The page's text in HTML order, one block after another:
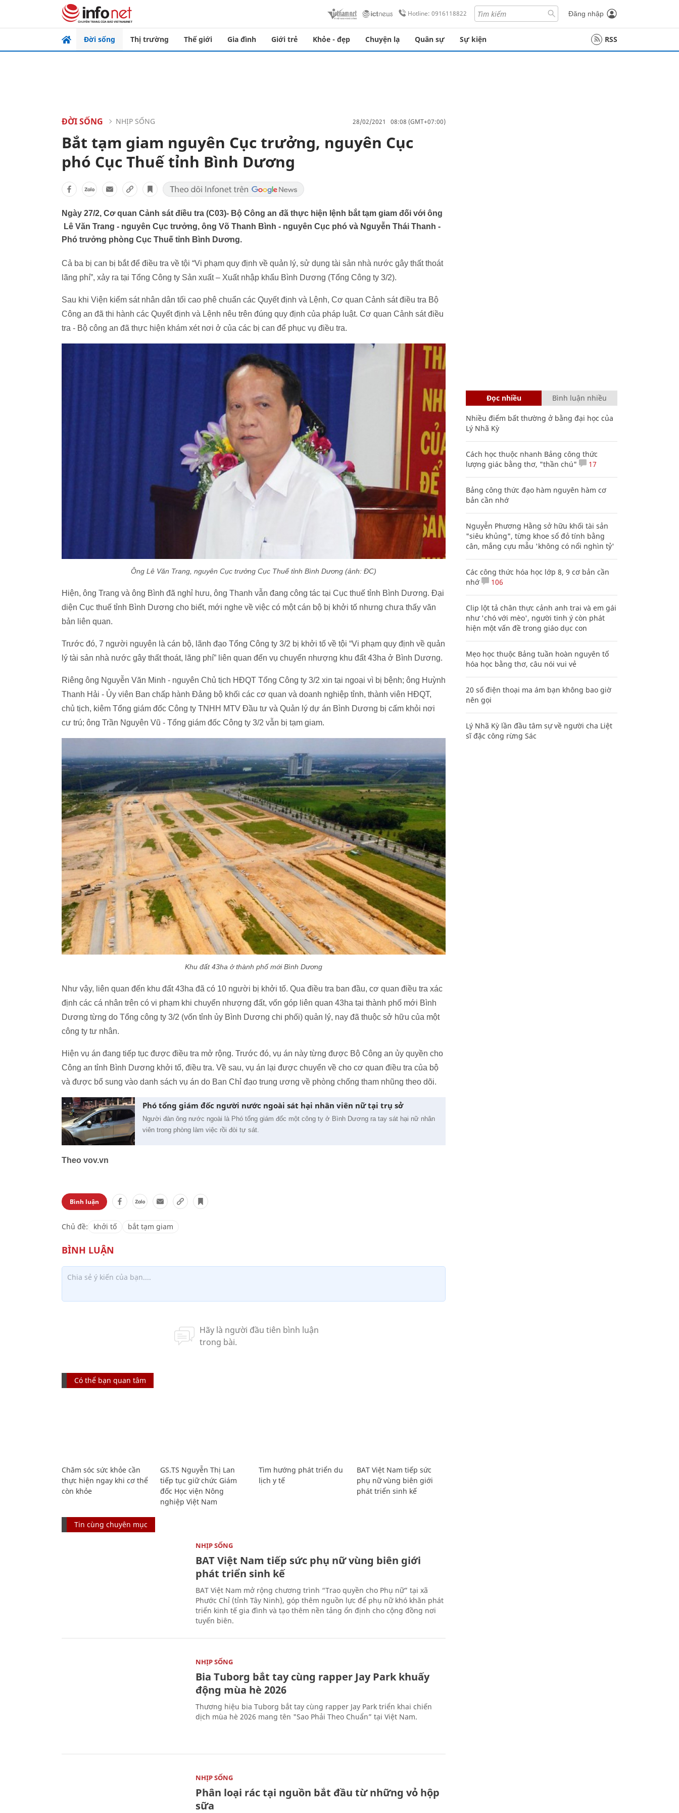
Hotline: 0916118822 Đăng nhập
Đời sống Thị trường Thế giới Gia đình Giới trẻ Khỏe - đẹp Chuyện lạ Quân sự Sự kiện RSS
ĐỜI SỐNG NHỊP SỐNG 28/02/2021 08:08 (GMT+07:00)
Bắt tạm giam nguyên Cục trưởng, nguyên Cục
phó Cục Thuế tỉnh Bình Dương
Ngày 27/2, Cơ quan Cảnh sát điều tra (C03)- Bộ Công an đã thực hiện lệnh bắt tạm giam đối với ông
Lê Văn Trang - nguyên Cục trưởng, ông Võ Thanh Bình - nguyên Cục phó và Nguyễn Thái Thanh -
Phó trưởng phòng Cục Thuế tỉnh Bình Dương.
Cả ba bị can bị bắt để điều tra về tội “Vi phạm quy định về quản lý, sử dụng tài sản nhà nước gây thất thoát
lãng phí”, xảy ra tại Tổng Công ty Sản xuất – Xuất nhập khẩu Bình Dương (Tổng Công ty 3/2).
Sau khi Viện kiểm sát nhân dân tối cao phê chuẩn các Quyết định và Lệnh, Cơ quan Cảnh sát điều tra Bộ
Công an đã thi hành các Quyết định và Lệnh nêu trên đúng quy định của pháp luật. Cơ quan Cảnh sát điều
tra - Bộ công an đã thực hiện khám xét nơi ở của các bị can để phục vụ điều tra.
Ông Lê Văn Trang, nguyên Cục trưởng Cục Thuế tỉnh Bình Dương (ảnh: ĐC)
Hiện, ông Trang và ông Bình đã nghỉ hưu, ông Thanh vẫn đang công tác tại Cục thuế tỉnh Bình Dương. Đại
diện Cục thuế tỉnh Bình Dương cho biết, mới nghe về việc có một cán bộ bị khởi tố nhưng chưa thấy văn
bản liên quan.
Trước đó, 7 người nguyên là cán bộ, lãnh đạo Tổng Công ty 3/2 bị khởi tố về tội “Vi phạm quy định về quản
lý tài sản nhà nước gây thất thoát, lãng phí” liên quan đến vụ chuyển nhượng khu đất 43ha ở Bình Dương.
Riêng ông Nguyễn Văn Minh - nguyên Chủ tịch HĐQT Tổng Công ty 3/2 xin tại ngoại vì bị bệnh; ông Huỳnh
Thanh Hải - Ủy viên Ban chấp hành Đảng bộ khối các cơ quan và doanh nghiệp tỉnh, thành viên HĐQT,
chủ tịch, kiêm Tổng giám đốc Công ty TNHH MTV Đầu tư và Quản lý dự án Bình Dương bị cấm khỏi nơi
cư trú; ông Trần Nguyên Vũ - Tổng giám đốc Công ty 3/2 vẫn bị tạm giam.
Khu đất 43ha ở thành phố mới Bình Dương
Như vậy, liên quan đến khu đất 43ha đã có 10 người bị khởi tố. Qua điều tra ban đầu, cơ quan điều tra xác
định các cá nhân trên có vi phạm khi chuyển nhượng đất, vốn góp liên quan 43ha tại thành phố mới Bình
Dương từng do Tổng công ty 3/2 (vốn tỉnh ủy Bình Dương chi phối) quản lý, nay đã thuộc sở hữu của một
công ty tư nhân.
Hiện vụ án đang tiếp tục được điều tra mở rộng. Trước đó, vụ án này từng được Bộ Công an ủy quyền cho
Công an tỉnh Bình Dương khởi tố, điều tra. Về sau, vụ án lại được chuyển về cho cơ quan điều tra của bộ
và được bổ sung vào danh sách vụ án do Ban Chỉ đạo trung ương về phòng chống tham nhũng theo dõi.
Phó tổng giám đốc người nước ngoài sát hại nhân viên nữ tại trụ sở
Người đàn ông nước ngoài là Phó tổng giám đốc một công ty ở Bình Dương ra tay sát hại nữ nhân
viên trong phòng làm việc rồi đòi tự sát.
Theo vov.vn
Bình luận
Chủ đề: khởi tố bắt tạm giam
Có thể bạn quan tâm
Chăm sóc sức khỏe cần
thực hiện ngay khi cơ thể
còn khỏe
GS.TS Nguyễn Thị Lan
tiếp tục giữ chức Giám
đốc Học viện Nông
nghiệp Việt Nam
Tìm hướng phát triển du
lịch y tế
BAT Việt Nam tiếp sức
phụ nữ vùng biên giới
phát triển sinh kế
Tin cùng chuyên mục
NHỊP SỐNG
BAT Việt Nam tiếp sức phụ nữ vùng biên giới
phát triển sinh kế
BAT Việt Nam mở rộng chương trình “Trao quyền cho Phụ nữ” tại xã
Phước Chỉ (tỉnh Tây Ninh), góp thêm nguồn lực để phụ nữ khó khăn phát
triển kinh tế gia đình và tạo thêm nền tảng ổn định cho cộng đồng nơi
tuyến biên.
NHỊP SỐNG
Bia Tuborg bắt tay cùng rapper Jay Park khuấy
động mùa hè 2026
Thương hiệu bia Tuborg bắt tay cùng rapper Jay Park triển khai chiến
dịch mùa hè 2026 mang tên "Sao Phải Theo Chuẩn” tại Việt Nam.
NHỊP SỐNG
Phân loại rác tại nguồn bắt đầu từ những vỏ hộp
sữa
Đọc nhiều Bình luận nhiều
Nhiều điểm bất thường ở bằng đại học của
Lý Nhã Kỳ
Cách học thuộc nhanh Bảng công thức
lượng giác bằng thơ, "thần chú"
17
Bảng công thức đạo hàm nguyên hàm cơ
bản cần nhớ
Nguyễn Phương Hằng sở hữu khối tài sản
"siêu khủng", từng khoe sổ đỏ tính bằng
cân, mắng cựu mẫu 'không có nổi nghìn tỷ'
Các công thức hóa học lớp 8, 9 cơ bản cần
nhớ
106
Clip lột tả chân thực cảnh anh trai và em gái
như 'chó với mèo', người tinh ý còn phát
hiện một vấn đề trong giáo dục con
Mẹo học thuộc Bảng tuần hoàn nguyên tố
hóa học bằng thơ, câu nói vui vẻ
20 số điện thoại ma ám bạn không bao giờ
nên gọi
Lý Nhã Kỳ lần đầu tâm sự về người cha Liệt
sĩ đặc công rừng Sác